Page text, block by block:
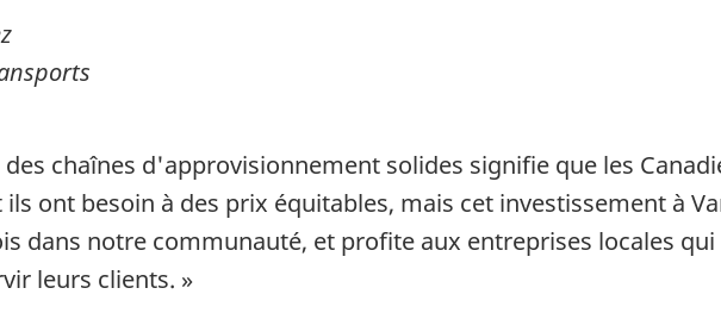
chaînes d'approvisionnement solides signifie que les
ont besoin à des prix équitables, mais cet investissement à
dans notre communauté, et profite aux entreprises locales
leurs clients. »